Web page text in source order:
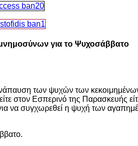
για το Ψυχοσάββατο
των ψυχών των
στον Εσπερινό της Παρασκευής
να συγχωρεθεί η ψυχή των